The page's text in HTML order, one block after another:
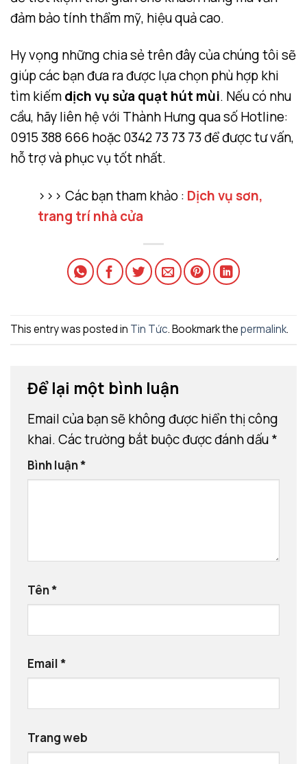
đảm bảo tính thẩm mỹ, hiệu quả cao.
Hy vọng những chia sẻ trên đây của chúng tôi sẽ
giúp các bạn đưa ra được lựa chọn phù hợp khi
tìm kiếmdịch vụ sửa quạt hút mùi. Nếu có nhu
cầu, hãy liên hệ với Thành Hưng qua số Hotline:
0915 388 666 hoặc 0342 73 73 73 để được tư vấn,
hỗ trợ và phục vụ tốt nhất.
>>> Các bạn tham khảo : Dịch vụ sơn,
trang trí nhà cửa
This entry was posted in Tin Tức. Bookmark thepermalink.
Để lại một bình luận
Email của bạn sẽ không được hiển thị công
khai.Các trường bắt buộc được đánh dấu*
Bình luận*
Tên*
Email*
Trang web